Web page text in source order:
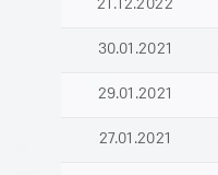
21.12.2022
30.01.2021
29.01.2021
27.01.2021